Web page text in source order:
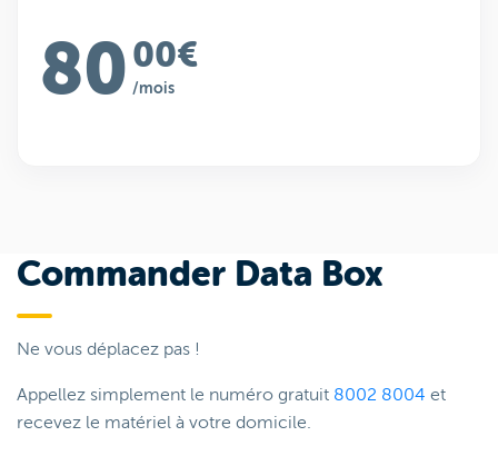
8000€
/mois
Commander Data Box
Ne vous déplacez pas !
Appellez simplement le numéro gratuit 8002 8004 et
recevez le matériel à votre domicile.